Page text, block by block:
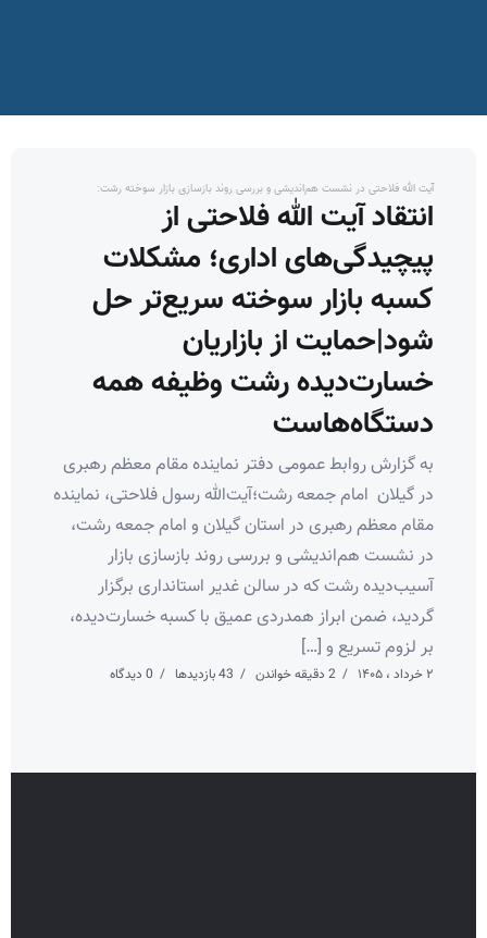
آیت الله فلاحتی در نشست هم‌اندیشی و بررسی روند بازسازی بازار سوخته رشت:
انتقاد آیت الله فلاحتی از
پیچیدگی‌های اداری؛ مشکلات
کسبه بازار سوخته سریع‌تر حل
شود|حمایت از بازاریان
خسارت‌دیده رشت وظیفه همه
دستگاه‌هاست
به گزارش روابط عمومی دفتر نماینده مقام معظم رهبری
در گیلان امام جمعه رشت؛آیت‌الله رسول فلاحتی، نماینده
مقام معظم رهبری در استان گیلان و امام جمعه رشت،
در نشست هم‌اندیشی و بررسی روند بازسازی بازار
آسیب‌دیده رشت که در سالن غدیر استانداری برگزار
گردید، ضمن ابراز همدردی عمیق با کسبه خسارت‌دیده،
بر لزوم تسریع و […]
۲ خرداد ، ۱۴۰۵ 2 دقیقه خواندن 43 بازدیدها 0 دیدگاه